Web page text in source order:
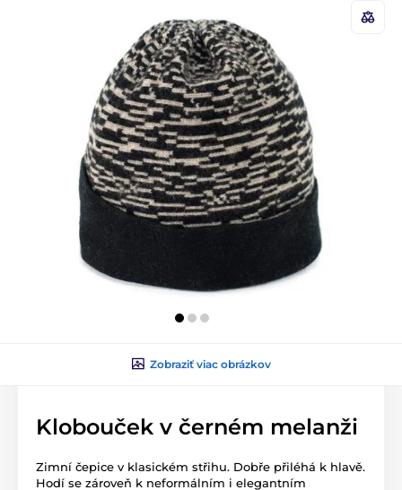
Zobraziť viac obrázkov
Klobouček v černém melanži
Zimní čepice v klasickém střihu. Dobře přiléhá k hlavě.
Hodí se zároveň k neformálním i elegantním